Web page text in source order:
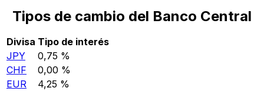
Tipos de cambio del Banco Central
Divisa Tipo de interés
JPY
0,75 %
CHF
0,00 %
EUR
4,25 %